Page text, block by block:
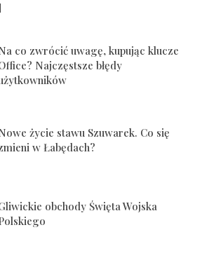
co zwrócić uwagę, kupując klucze
Najczęstsze błędy
życie stawu Szuwarek. Co się
w Łabędach?
obchody Święta Wojska